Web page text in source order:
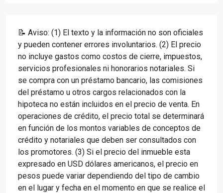
📝 Aviso: (1) El texto y la información no son oficiales
y pueden contener errores involuntarios. (2) El precio
no incluye gastos como costos de cierre, impuestos,
servicios profesionales ni honorarios notariales. Si
se compra con un préstamo bancario, las comisiones
del préstamo u otros cargos relacionados con la
hipoteca no están incluidos en el precio de venta. En
operaciones de crédito, el precio total se determinará
en función de los montos variables de conceptos de
crédito y notariales que deben ser consultados con
los promotores. (3) Si el precio del inmueble esta
expresado en USD dólares americanos, el precio en
pesos puede variar dependiendo del tipo de cambio
en el lugar y fecha en el momento en que se realice el